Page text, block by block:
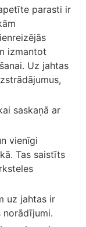
parasti ir
izmantot
Uz jahtas
saskaņā ar
vienīgi
Tas saistīts
uz jahtas ir
norādījumi.